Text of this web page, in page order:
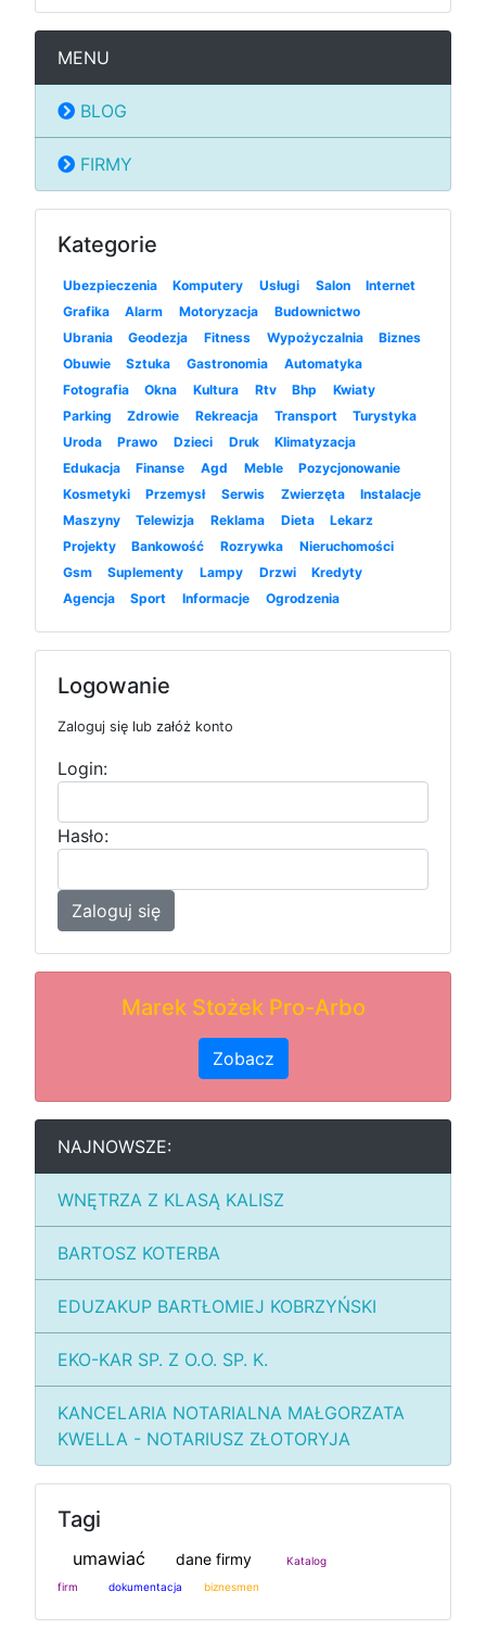
MENU
BLOG
FIRMY
Kategorie
Ubezpieczenia Komputery Usługi Salon
Internet
Grafika
Alarm Motoryzacja
Budownictwo
Ubrania
Geodezja Fitness Wypożyczalnia
Biznes
Obuwie
Sztuka Gastronomia
Automatyka
Fotografia
Okna Kultura Rtv Bhp
Kwiaty
Parking
Zdrowie Rekreacja Transport
Turystyka
Uroda
Prawo Dzieci Druk
Klimatyzacja
Edukacja
Finanse Agd Meble
Pozycjonowanie
Kosmetyki
Przemysł Serwis Zwierzęta
Instalacje
Maszyny
Telewizja Reklama Dieta
Lekarz
Projekty
Bankowość Rozrywka
Nieruchomości
Gsm
Suplementy Lampy Drzwi
Kredyty
Agencja
Sport Informacje Ogrodzenia
Logowanie
Zaloguj się lub załóż konto
Login:
Hasło:
Zaloguj się
Marek Stożek Pro-Arbo
Zobacz
NAJNOWSZE:
WNĘTRZA Z KLASĄ KALISZ
BARTOSZ KOTERBA
EDUZAKUP BARTŁOMIEJ KOBRZYŃSKI
EKO-KAR SP. Z O.O. SP. K.
KANCELARIA NOTARIALNA MAŁGORZATA
KWELLA - NOTARIUSZ ZŁOTORYJA
Tagi
umawiać dane firmy
Katalog
firm
dokumentacja biznesmen